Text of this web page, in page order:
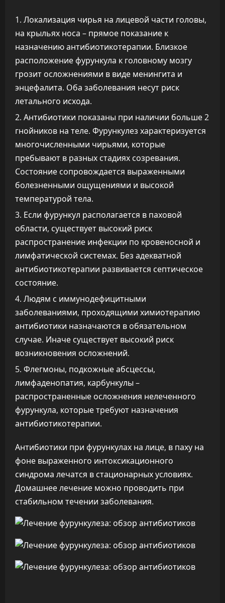
Локализация чирья на лицевой части головы,
на крыльях носа – прямое показание к
назначению антибиотикотерапии. Близкое
расположение фурункула к головному мозгу
грозит осложнениями в виде менингита и
энцефалита. Оба заболевания несут риск
летального исхода.
Антибиотики показаны при наличии больше 2
гнойников на теле. Фурункулез характеризуется
многочисленными чирьями, которые
пребывают в разных стадиях созревания.
Состояние сопровождается выраженными
болезненными ощущениями и высокой
температурой тела.
Если фурункул располагается в паховой
области, существует высокий риск
распространение инфекции по кровеносной и
лимфатической системах. Без адекватной
антибиотикотерапии развивается септическое
состояние.
Людям с иммунодефицитными
заболеваниями, проходящими химиотерапию
антибиотики назначаются в обязательном
случае. Иначе существует высокий риск
возникновения осложнений.
Флегмоны, подкожные абсцессы,
лимфаденопатия, карбункулы –
распространенные осложнения нелеченного
фурункула, которые требуют назначения
антибиотикотерапии.
Антибиотики при фурункулах на лице, в паху на
фоне выраженного интоксикационного
синдрома лечатся в стационарных условиях.
Домашнее лечение можно проводить при
стабильном течении заболевания.